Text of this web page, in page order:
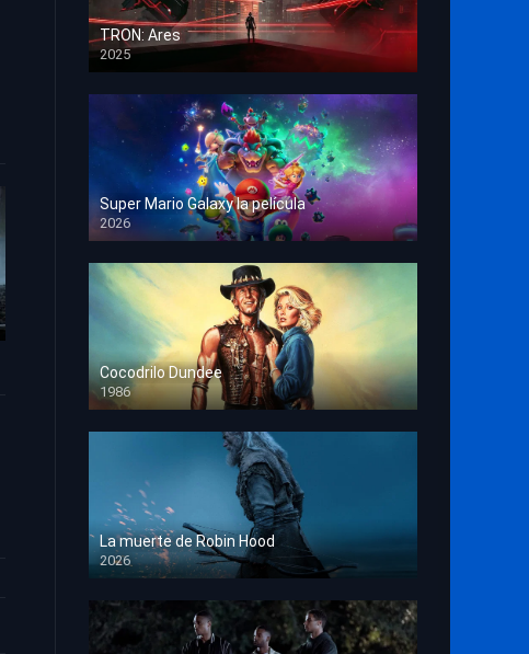
TRON: Ares
2025
HD 1080p
Super Mario Galaxy la película
2026
HD 1080p
Cocodrilo Dundee
1986
HD 1080p
La muerte de Robin Hood
2026
HD 1080p